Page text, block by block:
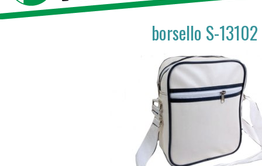
borsello S-13102